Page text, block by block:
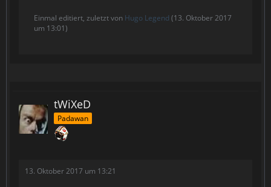
Einmal editiert, zuletzt von Hugo Legend (13. Oktober 2017
um 13:01)
tWiXeD
Padawan
13. Oktober 2017 um 13:21